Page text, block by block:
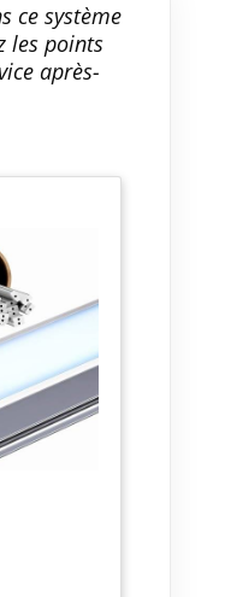
ce système
les points
après-